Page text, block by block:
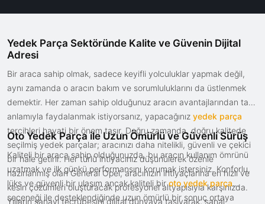
Yedek Parça Sektöründe Kalite ve Güvenin Dijital
Adresi
Bir araca sahip olmak, sadece keyifli yolculuklar yapmak değil,
aynı zamanda o aracın bakım ve sorumluluklarını da üstlenmek
demektir. Her zaman sahip olduğunuz aracın avantajlarından tam
anlamıyla faydalanmak istiyorsanız, yapacağınız yedek parça
tercihleri hayati bir önem taşır. Doğru zamanda, doğru kalitede
seçilmiş yedek parçalar; aracınızı daha nitelikli, güvenli ve çekici
bir hale getirir. Her türlü ihtiyacınız düşünülerek özenle
hazırlanmış olan General Opel, aracınızın ihtiyaçlarına en hızlı ve
kesin çözümleri oluşturacak profesyonel altyapısıyla karşınızda.
Yılların sanayi tecrübesini dijital dünyaya taşıyarak, sanal
Oto Yedek Parça ile Uzun Ömürlü ve Güvenli Sürüş
Kaliteli bir araca sahip olduğunuzda, bu aracın kullanım ömrünü
uzatmak ve ilk günkü performansını korumak istersiniz. Konforlu,
lüks ve güvenli bir ulaşım ancak kaliteli biroto yedek parça
seçeneği ile desteklendiğinde uzun ömürlü bir sonuç ortaya